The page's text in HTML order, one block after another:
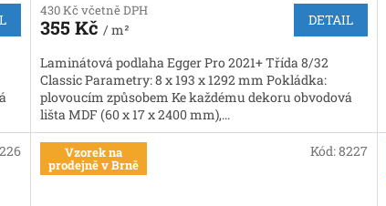
430 Kč včetně DPH
355 Kč / m²
DETAIL
Laminátová podlaha Egger Pro 2021+ Třída 8/32
Classic Parametry: 8 x 193 x 1292 mm Pokládka:
plovoucím způsobem Ke každému dekoru obvodová
lišta MDF (60 x 17 x 2400 mm),...
Vzorek na
prodejně v Brně
Kód:8227